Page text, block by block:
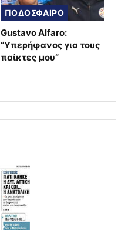
ΠΟΔΟΣΦΑΙΡΟ
Gustavo Alfaro:
“Υπερήφανος για τους
παίκτες μου”